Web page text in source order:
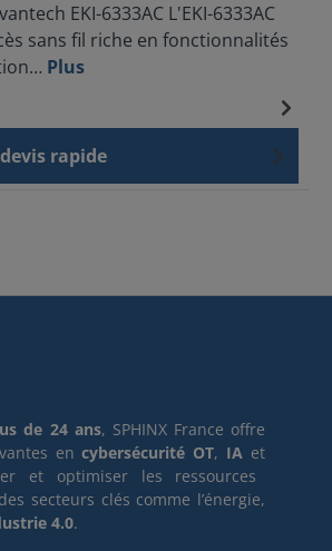
EKI-6333AC L'EKI-6333AC
sans fil riche en fonctionnalités
Plus
rapide
de 24 ans, SPHINX France offre
encybersécurité OT, IA et
et optimiser les ressources
secteurs clés comme l’énergie,
4.0.